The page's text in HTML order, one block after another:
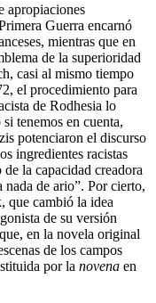
apropiaciones
Guerra encarnó
mientras que en
de la superioridad
casi al mismo tiempo
el procedimiento para
de Rodhesia lo
tenemos en cuenta,
potenciaron el discurso
ingredientes racistas
la capacidad creadora
nada de ario”. Por cierto,
que cambió la idea
de su versión
que, en la novela original
de los campos
por la novena en